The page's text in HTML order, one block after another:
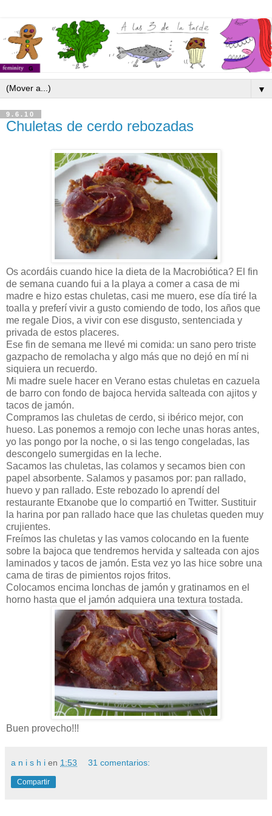
▼
9.6.10
Chuletas de cerdo rebozadas
Os acordáis cuando hice la dieta de la Macrobiótica? El fin
de semana cuando fui a la playa a comer a casa de mi
madre e hizo estas chuletas, casi me muero, ese día tiré la
toalla y preferí vivir a gusto comiendo de todo, los años que
me regale Dios, a vivir con ese disgusto, sentenciada y
privada de estos placeres.
Ese fin de semana me llevé mi comida: un sano pero triste
gazpacho de remolacha y algo más que no dejó en mí ni
siquiera un recuerdo.
Mi madre suele hacer en Verano estas chuletas en cazuela
de barro con fondo de bajoca hervida salteada con ajitos y
tacos de jamón.
Compramos las chuletas de cerdo, si ibérico mejor, con
hueso. Las ponemos a remojo con leche unas horas antes,
yo las pongo por la noche, o si las tengo congeladas, las
descongelo sumergidas en la leche.
Sacamos las chuletas, las colamos y secamos bien con
papel absorbente. Salamos y pasamos por: pan rallado,
huevo y pan rallado. Este rebozado lo aprendí del
restaurante Etxanobe que lo compartió en Twitter. Sustituir
la harina por pan rallado hace que las chuletas queden muy
crujientes.
Freímos las chuletas y las vamos colocando en la fuente
sobre la bajoca que tendremos hervida y salteada con ajos
laminados y tacos de jamón. Esta vez yo las hice sobre una
cama de tiras de pimientos rojos fritos.
Colocamos encima lonchas de jamón y gratinamos en el
horno hasta que el jamón adquiera una textura tostada.
Buen provecho!!!
a n i s h i en 1:53 31 comentarios:
Compartir